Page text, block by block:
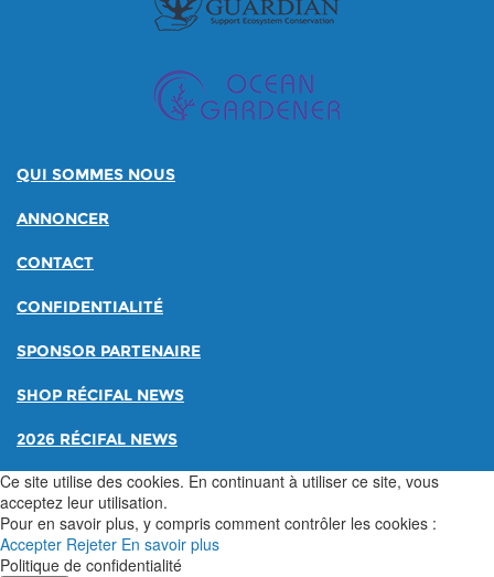
QUI SOMMES NOUS
ANNONCER
CONTACT
CONFIDENTIALITÉ
SPONSOR PARTENAIRE
SHOP RÉCIFAL NEWS
2026 RÉCIFAL NEWS
Ce site utilise des cookies. En continuant à utiliser ce site, vous
acceptez leur utilisation.
Pour en savoir plus, y compris comment contrôler les cookies :
Accepter Rejeter En savoir plus
Politique de confidentialité